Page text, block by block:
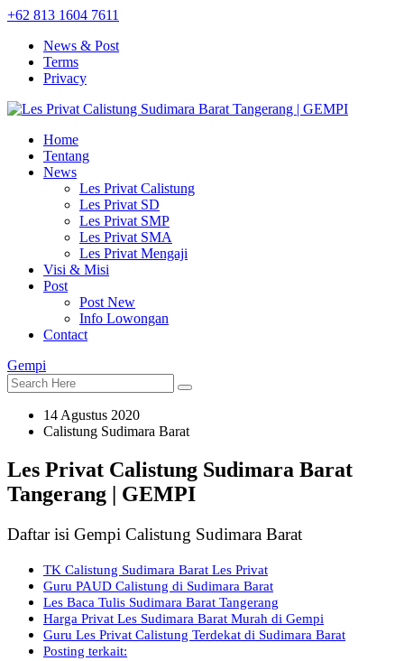
+62 813 1604 7611
News & Post
Terms
Privacy
Home
Tentang
News
Les Privat Calistung
Les Privat SD
Les Privat SMP
Les Privat SMA
Les Privat Mengaji
Visi & Misi
Post
Post New
Info Lowongan
Contact
Gempi
14 Agustus 2020
Calistung Sudimara Barat
Les Privat Calistung Sudimara Barat
Tangerang | GEMPI
Daftar isi Gempi Calistung Sudimara Barat
TK Calistung Sudimara Barat Les Privat
Guru PAUD Calistung di Sudimara Barat
Les Baca Tulis Sudimara Barat Tangerang
Harga Privat Les Sudimara Barat Murah di Gempi
Guru Les Privat Calistung Terdekat di Sudimara Barat
Posting terkait: